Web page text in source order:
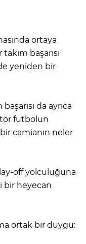
ortaya
başarısı
yeniden bir
da ayrıca
futbolun
camianın neler
off yolculuğuna
bir heyecan
ortak bir duygu: